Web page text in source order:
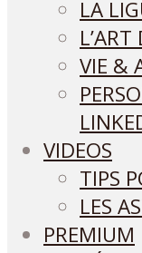
LA
L’ART
VIE &
VIDEOS
TIPS
LES
PREMIUM